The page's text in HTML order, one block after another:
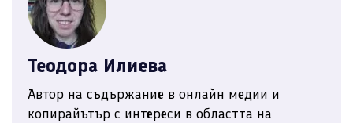
Теодора Илиева
Автор на съдържание в онлайн медии и
копирайътър с интереси в областта на